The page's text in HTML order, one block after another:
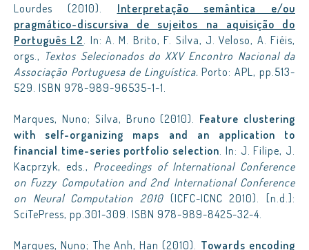
Lourdes (2010). Interpretação semântica e/ou
pragmático-discursiva de sujeitos na aquisição do
Português L2. In: A. M. Brito, F. Silva, J. Veloso, A. Fiéis,
orgs., Textos Selecionados do XXV Encontro Nacional da
Associação Portuguesa de Linguística.Porto: APL, pp.513-
529. ISBN 978-989-96535-1-1.
Marques, Nuno; Silva, Bruno (2010). Feature clustering
with self-organizing maps and an application to
financial time-series portfolio selection. In: J. Filipe, J.
Kacprzyk, eds., Proceedings of International Conference
on Fuzzy Computation and 2nd International Conference
on Neural Computation 2010 (ICFC-ICNC 2010). [n.d.]:
SciTePress, pp.301-309. ISBN 978-989-8425-32-4.
Marques, Nuno; The Anh, Han (2010). Towards encoding